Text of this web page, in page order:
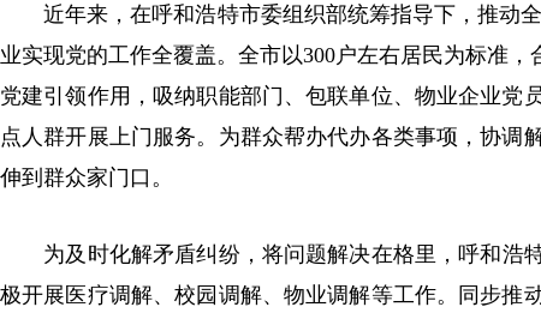
近年来，在呼和浩特市委组织部统筹指导下，推动全
业实现党的工作全覆盖。全市以300户左右居民为标准
党建引领作用，吸纳职能部门、包联单位、物业企业党
点人群开展上门服务。为群众帮办代办各类事项，协调
伸到群众家门口。
为及时化解矛盾纠纷，将问题解决在格里，呼和浩
极开展医疗调解、校园调解、物业调解等工作。同步推